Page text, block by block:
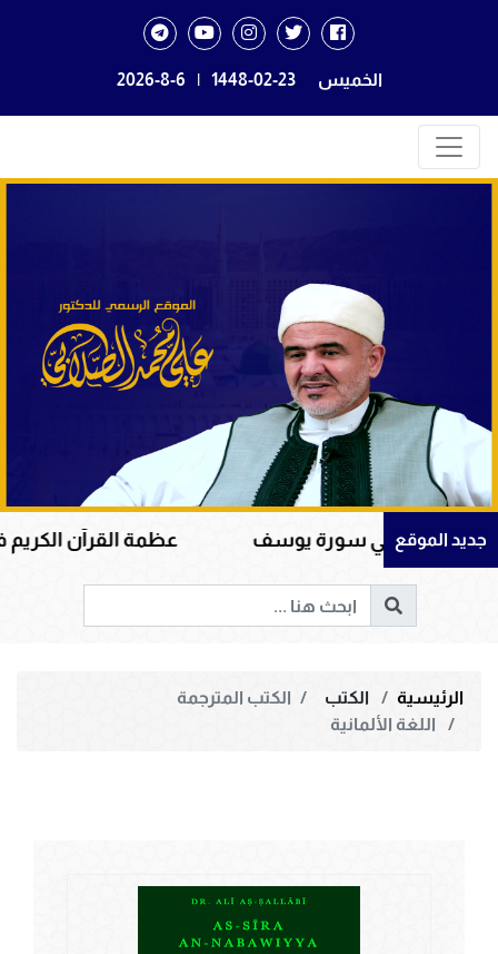
الخميس 1448-02-23
|
2026-8-6
جديد الموقع
في سورة يوسف عظمة القرآن الكريم في هداية
الرئيسية الكتب
الكتب المترجمة
اللغة الألمانية